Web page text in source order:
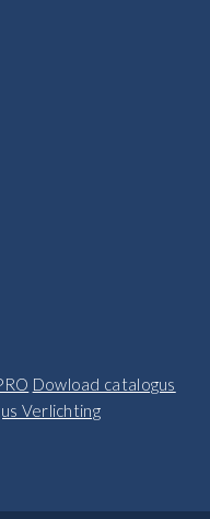
Dowload catalogus
Verlichting